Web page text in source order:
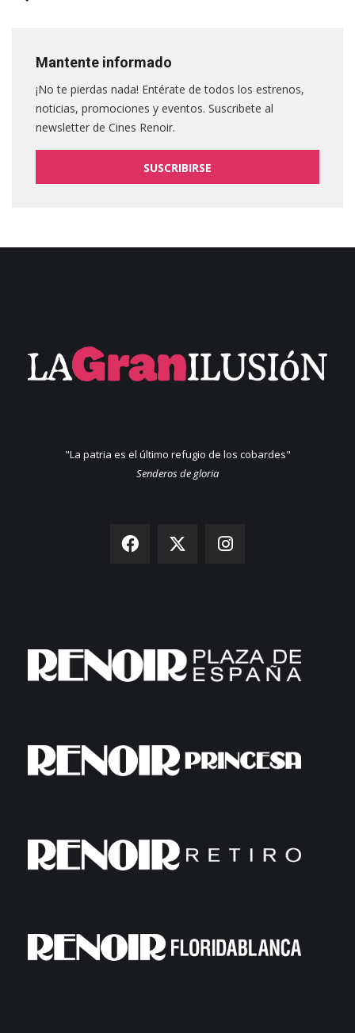
Mantente informado
¡No te pierdas nada! Entérate de todos los estrenos,
noticias, promociones y eventos. Suscribete al
newsletter de Cines Renoir.
SUSCRIBIRSE
"La patria es el último refugio de los cobardes"
Senderos de gloria